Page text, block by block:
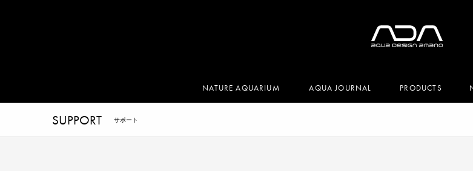
NATURE AQUARIUM AQUA JOURNAL PRODUCTS
SUPPORT サポート